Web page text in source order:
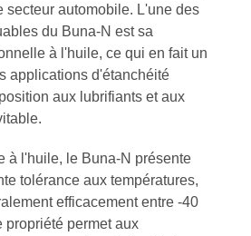
secteur automobile. L'une des
du Buna-N est sa
à l'huile, ce qui en fait un
applications d'étanchéité
aux lubrifiants et aux
à l'huile, le Buna-N présente
tolérance aux températures,
efficacement entre -40
propriété permet aux